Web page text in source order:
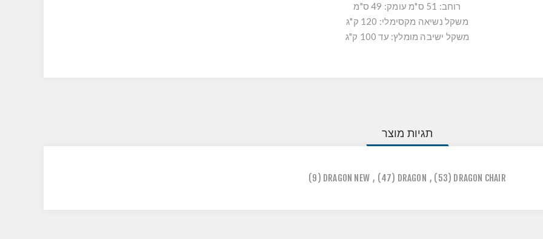
רוחב: 51 ס"מ עומק: 49 ס"מ
משקל נשיאה מקסימלי: 120 ק"ג
משקל ישיבה מומלץ: עד 100 ק"ג
תגיות מוצר
DRAGON CHAIR
(53)
,
DRAGON
(47)
,
DRAGON NEW
(9)